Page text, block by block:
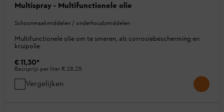
Multispray - Multifunctionele olie
Schoonmaakmiddelen / onderhoudsmiddelen
Multifunctionele olie om te smeren, als corrosiebescherming en
kruipolie
€ 11,30*
Basisprijs per liter€ 28,25
Vergelijken